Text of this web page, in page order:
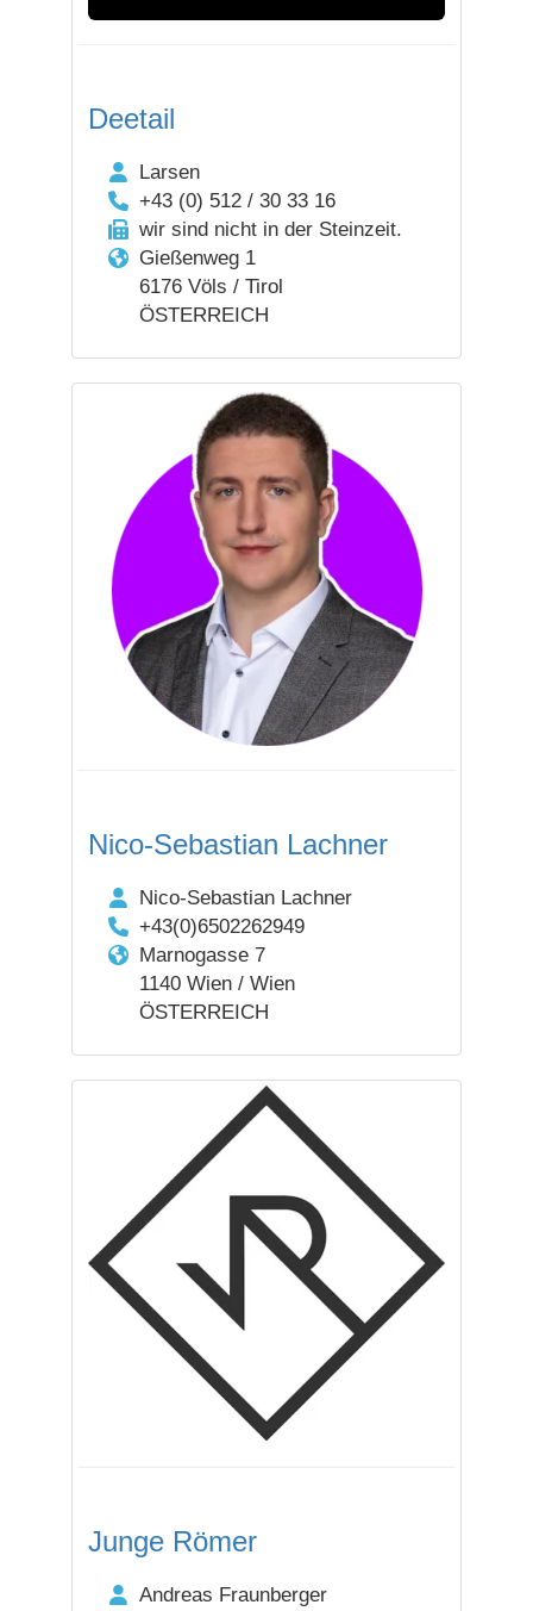
Deetail
Larsen
+43 (0) 512 / 30 33 16
wir sind nicht in der Steinzeit.
Gießenweg 1
6176 Völs / Tirol
ÖSTERREICH
Nico-Sebastian Lachner
Nico-Sebastian Lachner
+43(0)6502262949
Marnogasse 7
1140 Wien / Wien
ÖSTERREICH
Junge Römer
Andreas Fraunberger